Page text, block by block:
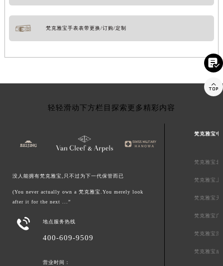
梵克雅宝手表表带更换/订购/定制
轻轻滑动下方栏目探索更多精彩内容
没人能拥有梵克雅宝,只不过为下一代保管而已
(You never actually own a 梵克雅宝.You merely look
after it for the next ...”
 地点服务热线
400-609-9509
营业时间：
梵克雅宝中
梵克雅宝北
梵克雅宝上
梵克雅宝天
梵克雅宝广
梵克雅宝深
梵克雅宝成

